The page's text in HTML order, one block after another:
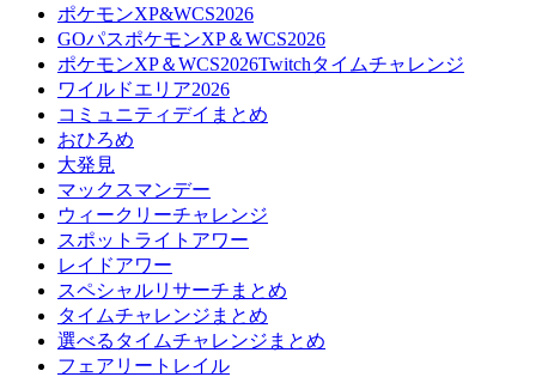
ポケモンXP&WCS2026
GOパスポケモンXP＆WCS2026
ポケモンXP＆WCS2026Twitchタイムチャレンジ
ワイルドエリア2026
コミュニティデイまとめ
おひろめ
大発見
マックスマンデー
ウィークリーチャレンジ
スポットライトアワー
レイドアワー
スペシャルリサーチまとめ
タイムチャレンジまとめ
選べるタイムチャレンジまとめ
フェアリートレイル